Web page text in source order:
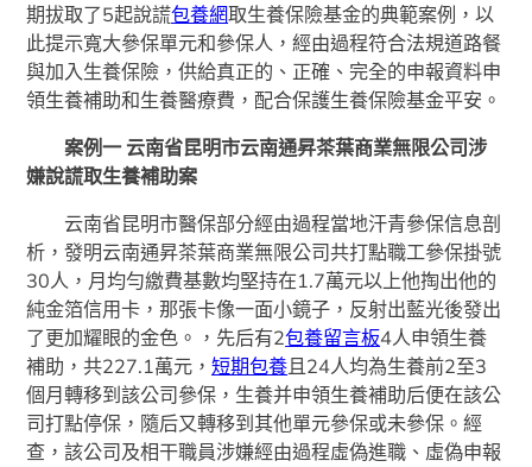
期拔取了5起說謊包養網取生養保險基金的典範案例，以
此提示寬大參保單元和參保人，經由過程符合法規道路餐
與加入生養保險，供給真正的、正確、完全的申報資料申
領生養補助和生養醫療費，配合保護生養保險基金平安。
案例一 云南省昆明市云南通昇茶葉商業無限公司涉
嫌說謊取生養補助案
云南省昆明市醫保部分經由過程當地汗青參保信息剖
析，發明云南通昇茶葉商業無限公司共打點職工參保掛號
30人，月均勻繳費基數均堅持在1.7萬元以上他掏出他的
純金箔信用卡，那張卡像一面小鏡子，反射出藍光後發出
了更加耀眼的金色。，先后有2包養留言板4人申領生養
補助，共227.1萬元，短期包養且24人均為生養前2至3
個月轉移到該公司參保，生養并申領生養補助后便在該公
司打點停保，隨后又轉移到其他單元參保或未參保。經
查，該公司及相干職員涉嫌經由過程虛偽進職、虛偽申報